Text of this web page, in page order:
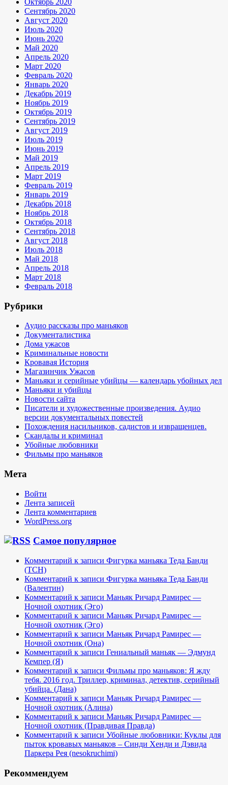
Сентябрь 2020
Август 2020
Июль 2020
Июнь 2020
Май 2020
Апрель 2020
Март 2020
Февраль 2020
Январь 2020
Декабрь 2019
Ноябрь 2019
Октябрь 2019
Сентябрь 2019
Август 2019
Июль 2019
Июнь 2019
Май 2019
Апрель 2019
Март 2019
Февраль 2019
Январь 2019
Декабрь 2018
Ноябрь 2018
Октябрь 2018
Сентябрь 2018
Август 2018
Июль 2018
Май 2018
Апрель 2018
Март 2018
Февраль 2018
Рубрики
Аудио рассказы про маньяков
Документалистика
Дома ужасов
Криминальные новости
Кровавая История
Магазинчик Ужасов
Маньяки и серийные убийцы — календарь убойных дел
Маньяки и убийцы
Новости сайта
Писатели и художественные произведения. Аудио
версии документальных повестей
Похождения насильников, садистов и извращенцев.
Скандалы и криминал
Убойные любовники
Фильмы про маньяков
Мета
Войти
Лента записей
Лента комментариев
WordPress.org
Самое популярное
Комментарий к записи Фигурка маньяка Теда Банди
(TCH)
Комментарий к записи Фигурка маньяка Теда Банди
(Валентин)
Комментарий к записи Маньяк Ричард Рамирес —
Ночной охотник (Эго)
Комментарий к записи Маньяк Ричард Рамирес —
Ночной охотник (Эго)
Комментарий к записи Маньяк Ричард Рамирес —
Ночной охотник (Она)
Комментарий к записи Гениальный маньяк — Эдмунд
Кемпер (Я)
Комментарий к записи Фильмы про маньяков: Я жду
тебя. 2016 год. Триллер, криминал, детектив, серийный
убийца. (Дана)
Комментарий к записи Маньяк Ричард Рамирес —
Ночной охотник (Алина)
Комментарий к записи Маньяк Ричард Рамирес —
Ночной охотник (Правдивая Правда)
Комментарий к записи Убойные любовники: Куклы для
пыток кровавых маньяков – Синди Хенди и Дэвида
Паркера Рея (nesokruchimi)
Рекоммендуем